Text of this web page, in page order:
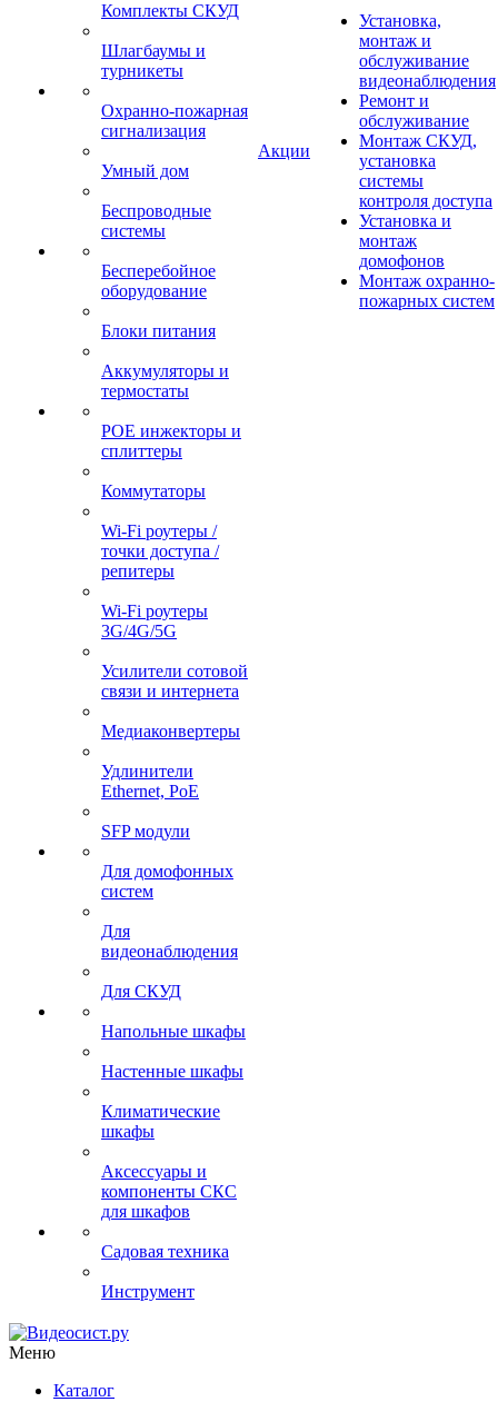
Комплекты СКУД
Шлагбаумы и
турникеты
Охранно-пожарная
сигнализация
Умный дом
Беспроводные
системы
Бесперебойное
оборудование
Блоки питания
Аккумуляторы и
термостаты
POE инжекторы и
сплиттеры
Коммутаторы
Wi-Fi роутеры /
точки доступа /
репитеры
Wi-Fi роутеры
3G/4G/5G
Усилители сотовой
связи и интернета
Медиаконвертеры
Удлинители
Ethernet, PoE
SFP модули
Для домофонных
систем
Для
видеонаблюдения
Для СКУД
Напольные шкафы
Настенные шкафы
Климатические
шкафы
Аксессуары и
компоненты СКС
для шкафов
Садовая техника
Инструмент
Акции
Установка,
монтаж и
обслуживание
видеонаблюдения
Ремонт и
обслуживание
Монтаж СКУД,
установка
системы
контроля доступа
Установка и
монтаж
домофонов
Монтаж охранно-
пожарных систем
Меню
Каталог